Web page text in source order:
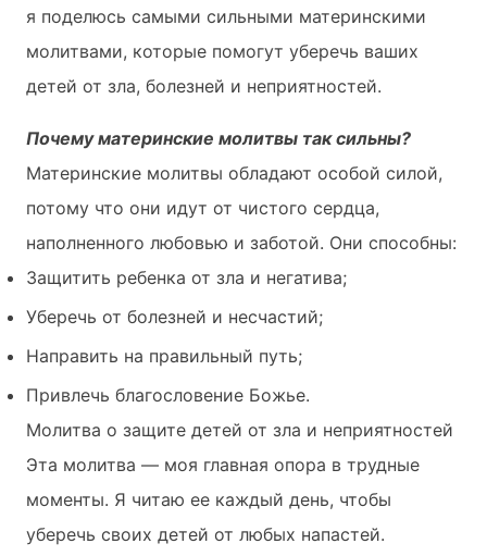
я поделюсь самыми сильными материнскими
молитвами, которые помогут уберечь ваших
детей от зла, болезней и неприятностей.
Почему материнские молитвы так сильны?
Материнские молитвы обладают особой силой,
потому что они идут от чистого сердца,
наполненного любовью и заботой. Они способны:
Защитить ребенка от зла и негатива;
Уберечь от болезней и несчастий;
Направить на правильный путь;
Привлечь благословение Божье.
Молитва о защите детей от зла и неприятностей
Эта молитва — моя главная опора в трудные
моменты. Я читаю ее каждый день, чтобы
уберечь своих детей от любых напастей.